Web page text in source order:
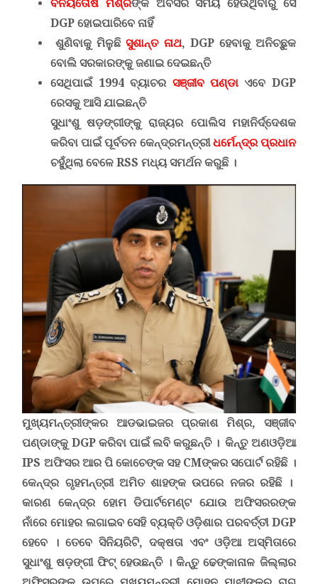
ବିନୟତୋଷ ମିଶ୍ରଙ୍କ ଅବସର ସମୟ ହେଉଥିବାରୁ ସେ
DGP ହୋଇପାରିବେ ନାହିଁ
ଶୁଣିବାକୁ ମିଳୁଛିସୁଶାନ୍ତ ନାଥ, DGPହେବାକୁ ଅନିଚ୍ଛୁକ
ବୋଲି ସରକାରଙ୍କୁ ଜଣାଇ ଦେଇଛନ୍ତି
ସେଥିପାଇଁ 1994 ବ୍ୟାଚର ସଞ୍ଜୀବ ପଣ୍ଡାଏବେ DGP
ରେସକୁ ଆସି ଯାଇଛନ୍ତି
ସୁଧାଂଶୁ ଷଡ଼ଙ୍ଗୀଙ୍କୁ ରାଜ୍ୟର ପୋଲିସ ମହାନିର୍ଦ୍ଦେଶକ
କରିବା ପାଇଁ ପୂର୍ବତନ କେନ୍ଦ୍ରମନ୍ତ୍ରୀଧର୍ମେନ୍ଦ୍ର ପ୍ରଧାନ
ଚହୁଁଥିଲା ବେଳେRSS ମଧ୍ୟସମର୍ଥନ କରୁଛି ।
ମୁଖ୍ୟମନ୍ତ୍ରୀଙ୍କର ଆଡଭାଇଜର ପ୍ରକାଶ ମିଶ୍ର,
ସଞ୍ଜୀବ
ପଣ୍ଡାଙ୍କୁ DGPକରିବା ପାଇଁ ଲବି କରୁଛନ୍ତି ।କିନ୍ତୁଅଣଓଡ଼ିଆ
IPS ଅଫିସର ଆର ପି କୋଚେଙ୍କ ସହ CMଙ୍କର ସପୋର୍ଟ ରହିଛି ।
କେନ୍ଦ୍ର ଗୃହମନ୍ତ୍ରୀ ଅମିତ ଶାହଙ୍କ ଉପରେ ନଜର ରହିଛି ।
କାରଣ କେନ୍ଦ୍ର ହୋମ ଡିପାର୍ଟମେଣ୍ଟ ଯୋଉ ଅଫିସରରଙ୍କ
ନାଁରେ ମୋହର ଲଗାଇବ ସେହି ବ୍ୟକ୍ତି ଓଡ଼ିଶାର ପରବର୍ତ୍ତୀ DGP
ହେବେ ।ତେବେ ସିନିୟରିଟି, ଦକ୍ଷତା ଏବଂ ଓଡ଼ିଆ ଅସ୍ମିତାରେ
ସୁଧାଂଶୁ ଷଡ଼ଙ୍ଗୀ ଫିଟ୍ ହେଉଛନ୍ତି ।କିନ୍ତୁ ଢେଙ୍କାନାଳ ଜିଲ୍ଲାର